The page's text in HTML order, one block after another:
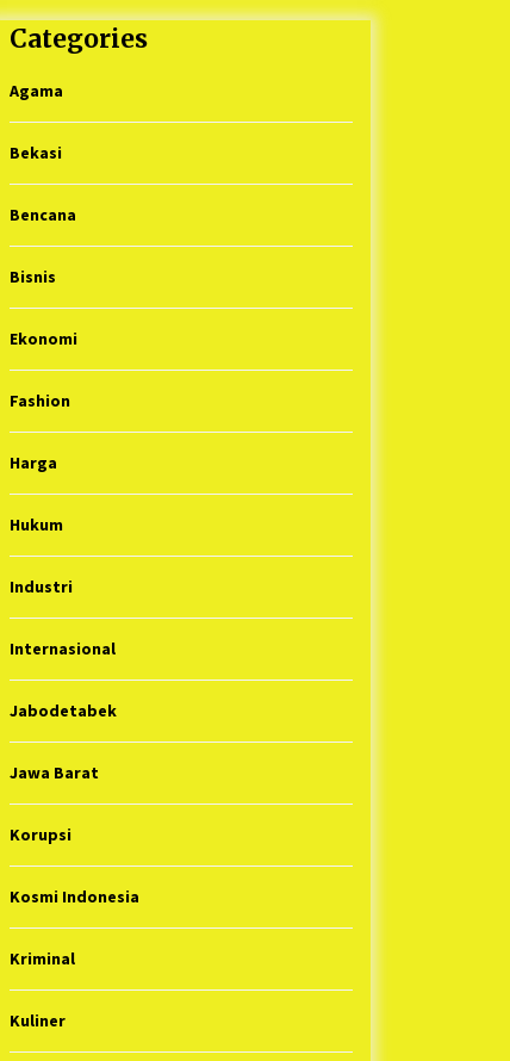
Categories
Agama
Bekasi
Bencana
Bisnis
Ekonomi
Fashion
Harga
Hukum
Industri
Internasional
Jabodetabek
Jawa Barat
Korupsi
Kosmi Indonesia
Kriminal
Kuliner